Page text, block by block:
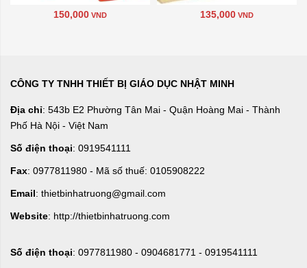
150,000 VND 135,000 VND
CÔNG TY TNHH THIẾT BỊ GIÁO DỤC NHẬT MINH
Địa chỉ: 543b E2 Phường Tân Mai - Quận Hoàng Mai - Thành
Phố Hà Nội - Việt Nam
Số điện thoại: 0919541111
Fax: 0977811980 - Mã số thuế: 0105908222
Email: thietbinhatruong@gmail.com
Website: http://thietbinhatruong.com
Số điện thoại: 0977811980 - 0904681771 - 0919541111